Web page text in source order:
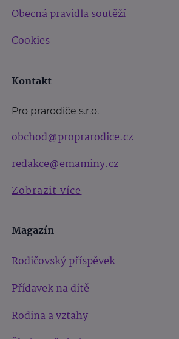
Obecná pravidla soutěží
Cookies
Kontakt
Pro prarodiče s.r.o.
obchod@proprarodice.cz
redakce@emaminy.cz
Zobrazit více
Magazín
Rodičovský příspěvek
Přídavek na dítě
Rodina a vztahy